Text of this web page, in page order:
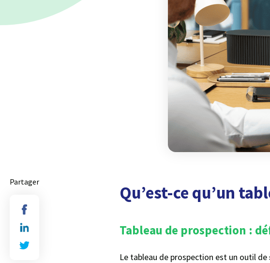
Qu’est-ce qu’un
Tableau de prospection :
Le tableau de prospection est un outil de
Partager